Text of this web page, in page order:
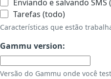
Enviando e salvando SMS
Tarefas (todo)
Características que estão
Gammu version:
Versão do Gammu onde você